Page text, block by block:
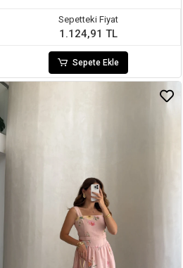
Sepetteki Fiyat
1.124,91 TL
Sepete Ekle